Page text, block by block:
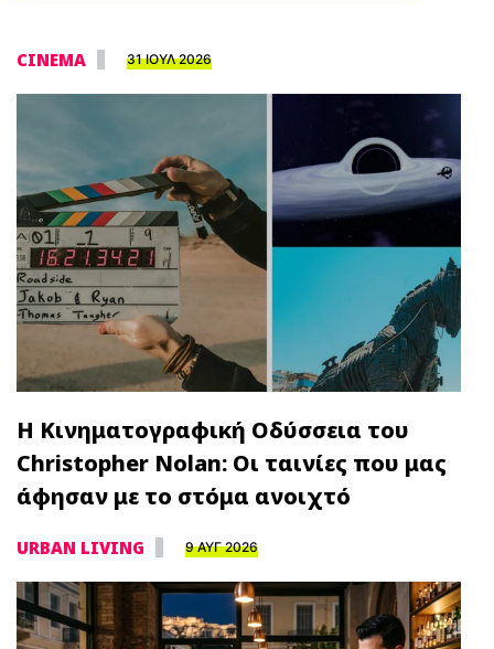
CINEMA 31 ΙΟΥΛ 2026
Η Κινηματογραφική Οδύσσεια του
Christopher Nolan: Οι ταινίες που μας
άφησαν με το στόμα ανοιχτό
URBAN LIVING 9 ΑΥΓ 2026